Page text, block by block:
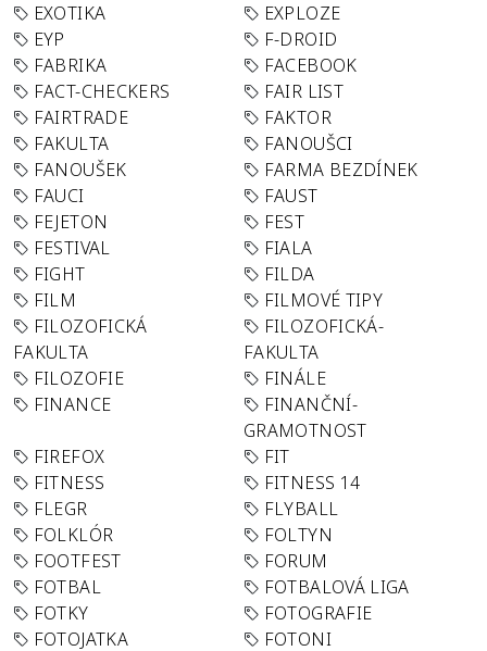
EXOTIKA
EXPLOZE
EYP
F-DROID
FABRIKA
FACEBOOK
FACT-CHECKERS
FAIR LIST
FAIRTRADE
FAKTOR
FAKULTA
FANOUŠCI
FANOUŠEK
FARMA BEZDÍNEK
FAUCI
FAUST
FEJETON
FEST
FESTIVAL
FIALA
FIGHT
FILDA
FILM
FILMOVÉ TIPY
FILOZOFICKÁ
FAKULTA
FILOZOFICKÁ-
FAKULTA
FILOZOFIE
FINÁLE
FINANCE
FINANČNÍ-
GRAMOTNOST
FIREFOX
FIT
FITNESS
FITNESS 14
FLEGR
FLYBALL
FOLKLÓR
FOLTYN
FOOTFEST
FORUM
FOTBAL
FOTBALOVÁ LIGA
FOTKY
FOTOGRAFIE
FOTOJATKA
FOTONI